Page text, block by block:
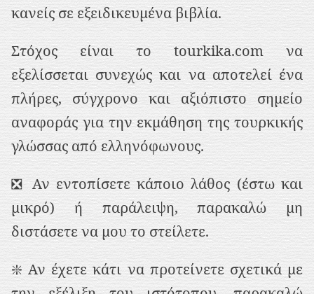
κανείς σε εξειδικευμένα βιβλία.
Στόχος είναι το tourkika.com να
εξελίσσεται συνεχώς και να αποτελεί ένα
πλήρες, σύγχρονο και αξιόπιστο σημείο
αναφοράς για την εκμάθηση της τουρκικής
γλώσσας από ελληνόφωνους.
❎ Αν εντοπίσετε κάποιο λάθος (έστω και
μικρό) ή παράλειψη, παρακαλώ μη
διστάσετε να μου το στείλετε.
❇️ Αν έχετε κάτι να προτείνετε σχετικά με